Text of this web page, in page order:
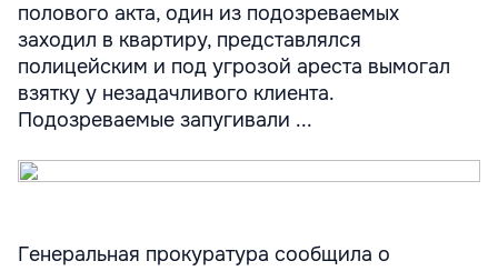
полового акта, один из подозреваемых
заходил в квартиру, представлялся
полицейским и под угрозой ареста вымогал
взятку у незадачливого клиента.
Подозреваемые запугивали ...
Генеральная прокуратура сообщила о